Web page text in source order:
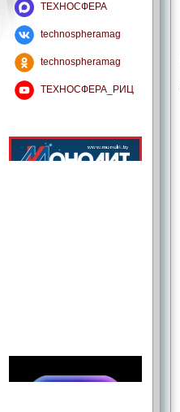
ТЕХНОСФЕРА
technospheramag
technospheramag
ТЕХНОСФЕРА_РИЦ